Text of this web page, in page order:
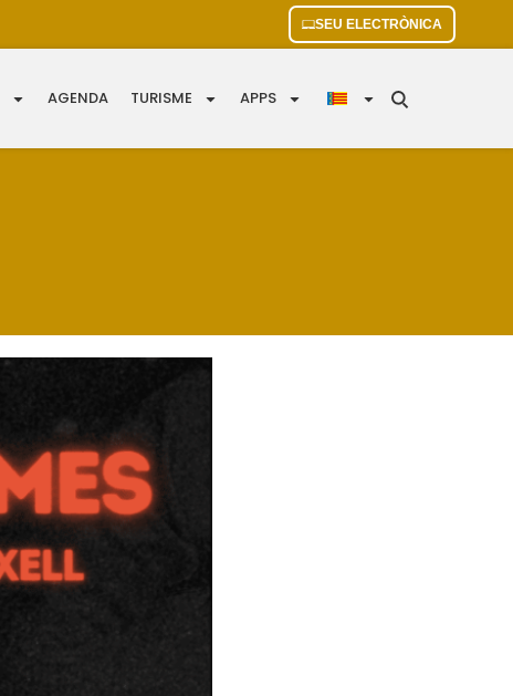
SEU ELECTRÒNICA
AGENDA TURISME APPS